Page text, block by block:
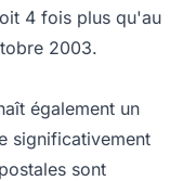
4 fois plus qu'au
2003.
également un
significativement
sont